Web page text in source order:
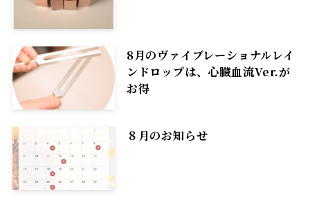
8月のヴァイブレーショナルレイ
ンドロップは、心臓血流Ver.が
お得
８月のお知らせ